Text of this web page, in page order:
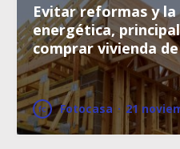
Evitar reformas y la
energética,
comprar vivienda
Fotocasa · 21